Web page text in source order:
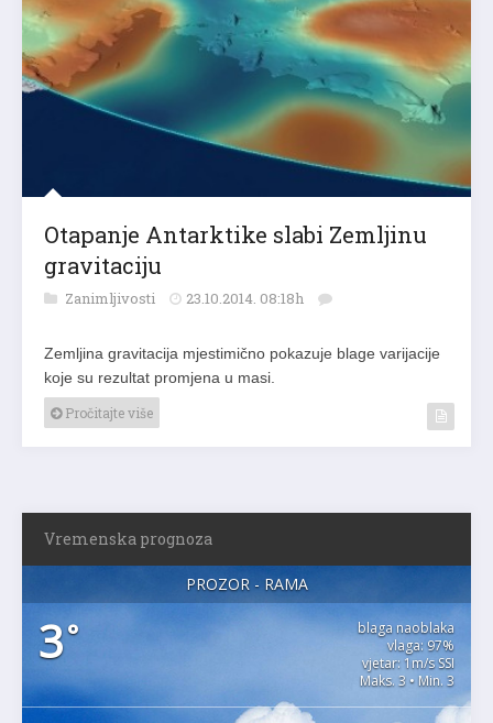
Otapanje Antarktike slabi Zemljinu
gravitaciju
Zanimljivosti 23.10.2014. 08:18h
Zemljina gravitacija mjestimično pokazuje blage varijacije
koje su rezultat promjena u masi.
Pročitajte više
Vremenska prognoza
PROZOR - RAMA
3°
blaga naoblaka
vlaga: 97%
vjetar: 1m/s SSI
Maks. 3 • Min. 3